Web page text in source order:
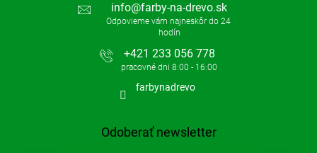
info@farby-na-drevo.sk
+421 233 056 778
farbynadrevo
Odoberať newsletter